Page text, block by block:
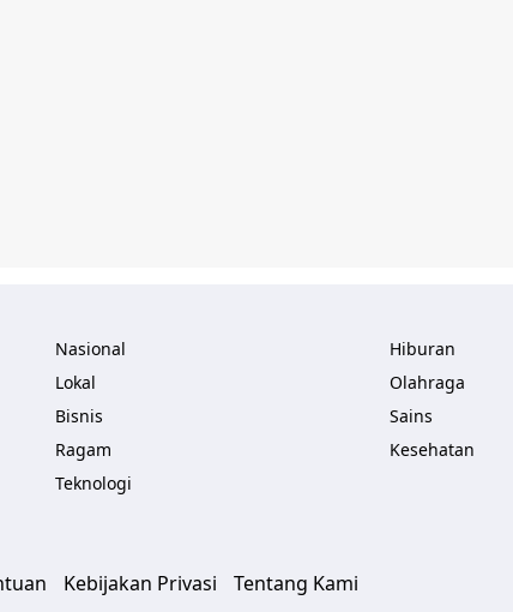
Nasional
Lokal
Bisnis
Ragam
Teknologi
Hiburan
Olahraga
Sains
Kesehatan
Kebijakan Privasi Tentang Kami